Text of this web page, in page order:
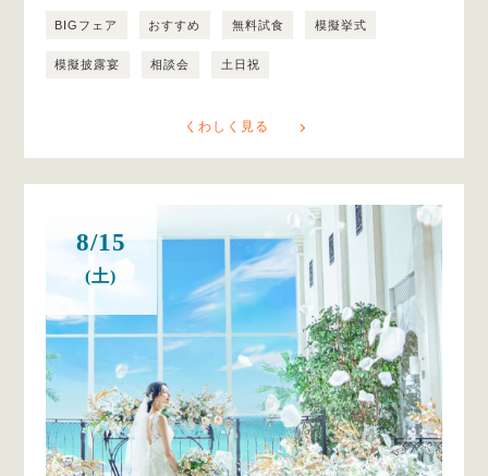
BIGフェア おすすめ 無料試食 模擬挙式
模擬披露宴 相談会 土日祝
くわしく見る
8/15
(土)